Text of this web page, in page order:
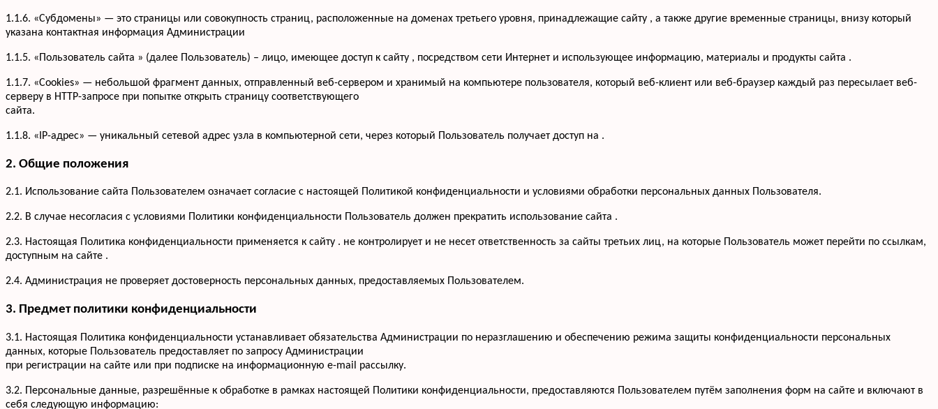
1.1.6. «Субдомены» — это страницы или совокупность страниц, расположенные на доменах третьего уровня, принадлежащие сайту , а также другие временные страницы, внизу который
указана контактная информация Администрации
1.1.5. «Пользователь сайта » (далее Пользователь) – лицо, имеющее доступ к сайту , посредством сети Интернет и использующее информацию, материалы и продукты сайта .
1.1.7. «Cookies» — небольшой фрагмент данных, отправленный веб-сервером и хранимый на компьютере пользователя, который веб-клиент или веб-браузер каждый раз пересылает веб-
серверу в HTTP-запросе при попытке открыть страницу соответствующего
сайта.
1.1.8. «IP-адрес» — уникальный сетевой адрес узла в компьютерной сети, через который Пользователь получает доступ на .
2. Общие положения
2.1. Использование сайта Пользователем означает согласие с настоящей Политикой конфиденциальности и условиями обработки персональных данных Пользователя.
2.2. В случае несогласия с условиями Политики конфиденциальности Пользователь должен прекратить использование сайта .
2.3. Настоящая Политика конфиденциальности применяется к сайту . не контролирует и не несет ответственность за сайты третьих лиц, на которые Пользователь может перейти по ссылкам,
доступным на сайте .
2.4. Администрация не проверяет достоверность персональных данных, предоставляемых Пользователем.
3. Предмет политики конфиденциальности
3.1. Настоящая Политика конфиденциальности устанавливает обязательства Администрации по неразглашению и обеспечению режима защиты конфиденциальности персональных
данных, которые Пользователь предоставляет по запросу Администрации
при регистрации на сайте или при подписке на информационную e-mail рассылку.
3.2. Персональные данные, разрешённые к обработке в рамках настоящей Политики конфиденциальности, предоставляются Пользователем путём заполнения форм на сайте и включают в
себя следующую информацию: